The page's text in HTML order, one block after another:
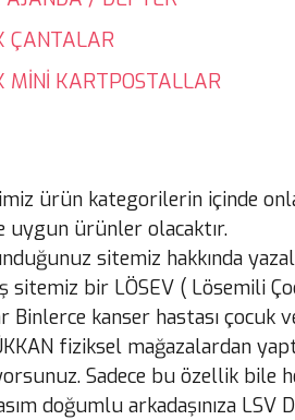
ÇANTALAR
MİNİ KARTPOSTALLAR
ürün kategorilerin içinde
uygun ürünler olacaktır.
sitemiz hakkında
sitemiz bir LÖSEV ( Lösemili
Binlerce kanser hastası
fiziksel mağazalardan
Sadece bu özellik
doğumlu arkadaşınıza